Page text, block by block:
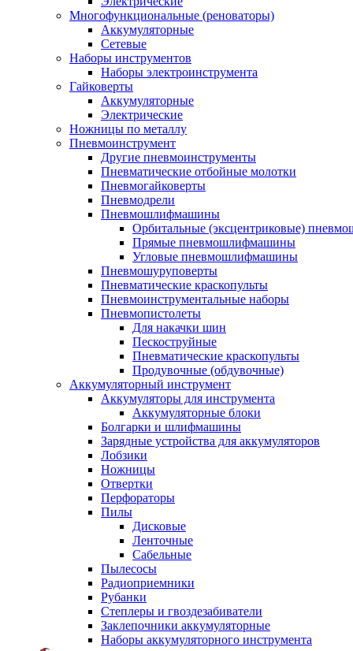
Многофункциональные (реноваторы)
Аккумуляторные
Сетевые
Наборы инструментов
Наборы электроинструмента
Гайковерты
Аккумуляторные
Электрические
Ножницы по металлу
Пневмоинструмент
Другие пневмоинструменты
Пневматические отбойные молотки
Пневмогайковерты
Пневмодрели
Пневмошлифмашины
Орбитальные (эксцентриковые)
Прямые пневмошлифмашины
Угловые пневмошлифмашины
Пневмошуруповерты
Пневматические краскопульты
Пневмоинструментальные наборы
Пневмопистолеты
Для накачки шин
Пескоструйные
Пневматические краскопульты
Продувочные (обдувочные)
Аккумуляторный инструмент
Аккумуляторы для инструмента
Аккумуляторные блоки
Болгарки и шлифмашины
Зарядные устройства для аккумуляторов
Лобзики
Ножницы
Отвертки
Перфораторы
Пилы
Дисковые
Ленточные
Сабельные
Пылесосы
Радиоприемники
Рубанки
Степлеры и гвоздезабиватели
Заклепочники аккумуляторные
Наборы аккумуляторного инструмента